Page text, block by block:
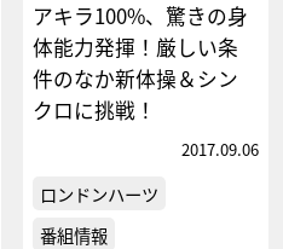
アキラ100%、驚きの身
体能力発揮！厳しい条
件のなか新体操＆シン
クロに挑戦！
2017.09.06
ロンドンハーツ
番組情報